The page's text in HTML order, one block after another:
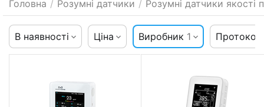
Головна / Розумні датчики / Розумні датчики якості
В наявності Ціна Виробник 1 Протокол